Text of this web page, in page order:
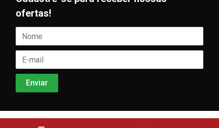
ofertas!